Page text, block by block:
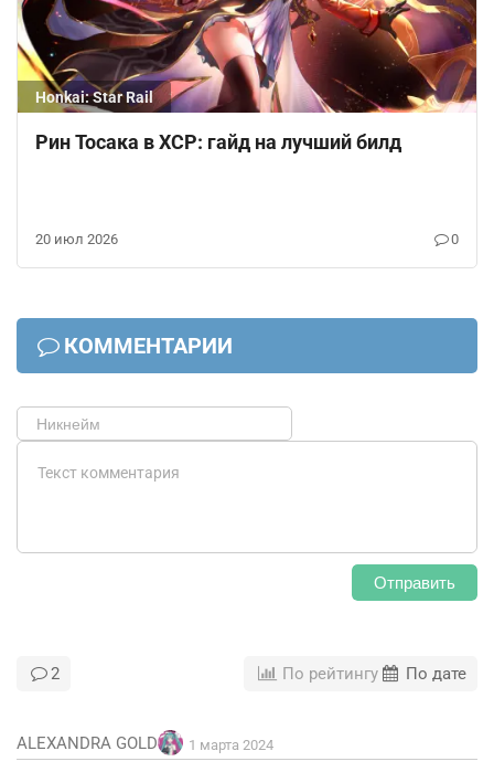
Honkai: Star Rail
Рин Тосака в ХСР: гайд на лучший билд
20 июл 2026 0
КОММЕНТАРИИ
Отправить
2 По рейтингу По дате
ALEXANDRA GOLD 1 марта 2024